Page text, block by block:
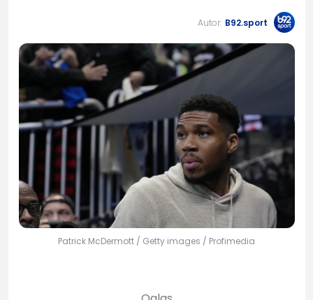
Autor: B92.sport
Patrick McDermott / Getty images / Profimedia